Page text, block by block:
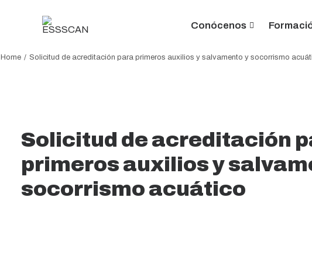
Conócenos
Home Solicitud de acreditación para primeros auxilios y salvamento y socorrismo
Solicitud de acreditación
primeros auxilios y
socorrismo acuático